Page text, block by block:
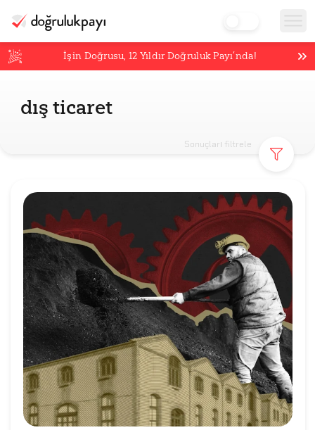
İşin Doğrusu,12 Yıldır Doğruluk Payı’nda!
dış ticaret
Sonuçları filtrele